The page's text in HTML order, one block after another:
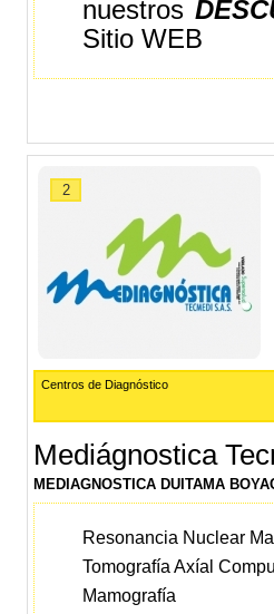
nuestros
Sitio WEB
2
Centros de Diagnóstico
Mediágnostica
MEDIAGNOSTICA DUITAMA
Resonancia Nuclear
Tomografía Axíal
Mamografía